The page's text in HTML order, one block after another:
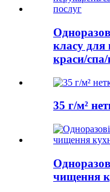
класу для
краси/
35 г/м²
чищення